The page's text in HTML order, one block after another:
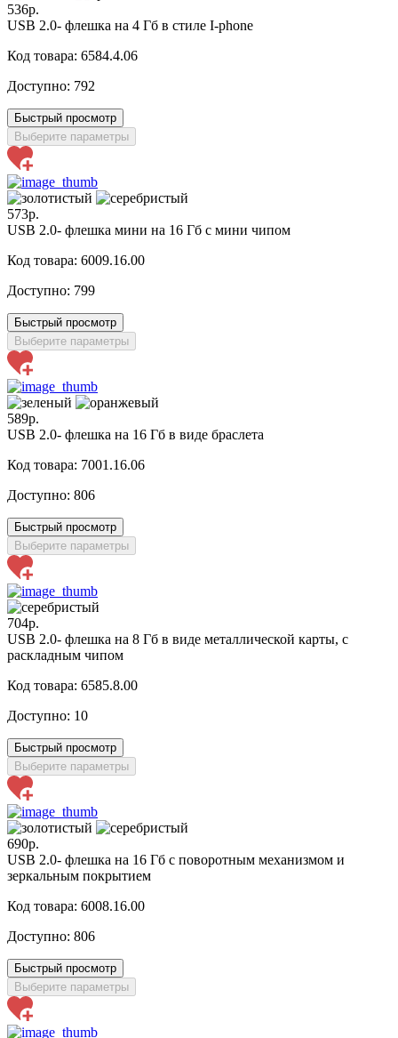
536р.
USB 2.0- флешка на 4 Гб в стиле I-phone
Код товара: 6584.4.06
Доступно: 792
Быстрый просмотр
Выберите параметры
573р.
USB 2.0- флешка мини на 16 Гб с мини чипом
Код товара: 6009.16.00
Доступно: 799
Быстрый просмотр
Выберите параметры
589р.
USB 2.0- флешка на 16 Гб в виде браслета
Код товара: 7001.16.06
Доступно: 806
Быстрый просмотр
Выберите параметры
704р.
USB 2.0- флешка на 8 Гб в виде металлической карты, с
раскладным чипом
Код товара: 6585.8.00
Доступно: 10
Быстрый просмотр
Выберите параметры
690р.
USB 2.0- флешка на 16 Гб с поворотным механизмом и
зеркальным покрытием
Код товара: 6008.16.00
Доступно: 806
Быстрый просмотр
Выберите параметры